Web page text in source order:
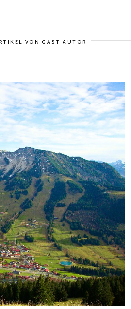
VON GAST-AUTOR